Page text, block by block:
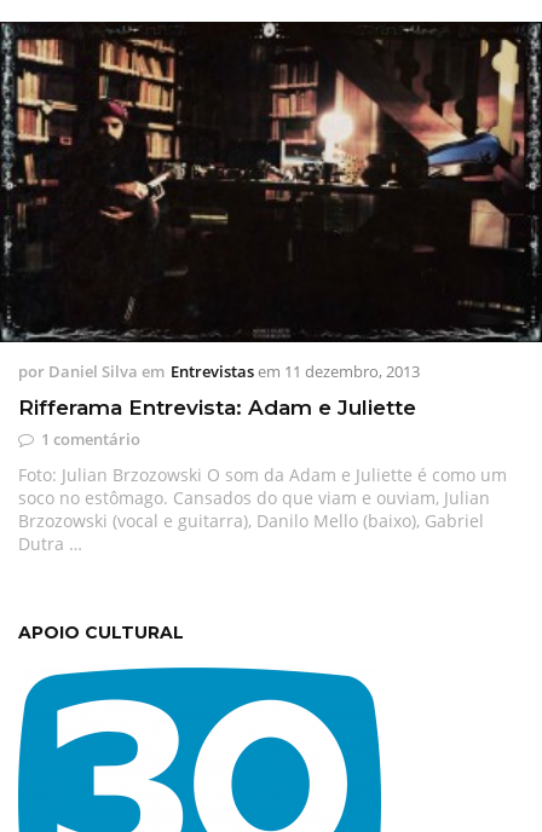
por Daniel Silva em Entrevistasem 11 dezembro, 2013
Rifferama Entrevista: Adam e Juliette
1 comentário
Foto: Julian Brzozowski O som da Adam e Juliette é como um
soco no estômago. Cansados do que viam e ouviam, Julian
Brzozowski (vocal e guitarra), Danilo Mello (baixo), Gabriel
Dutra …
APOIO CULTURAL